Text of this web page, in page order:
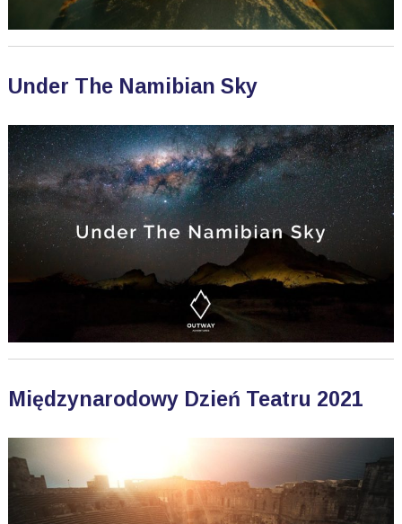
Under The Namibian Sky
Międzynarodowy Dzień Teatru 2021